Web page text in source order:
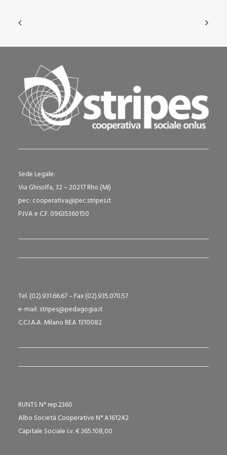
Sede Legale:
Via Ghisolfa, 32 – 20217 Rho (MI)
pec: cooperativa@pec.stripes.it
P.IVA e C.F. 09635360150
Tel. (02).931.66.67 – Fax (02).935.070.57
e-mail: stripes@pedagogia.it
C.C.I.A.A. Milano REA 1310082
RUNTS N° rep.2360
Albo Società Cooperative N° A161242
Capitale Sociale i.v. € 365.108,00